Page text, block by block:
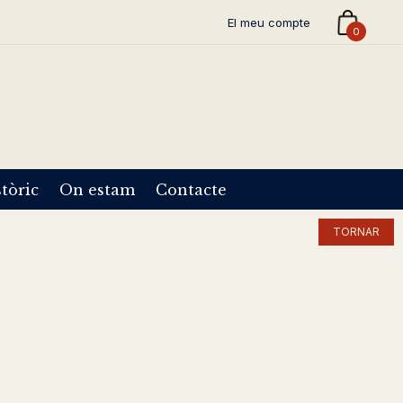
El meu compte
0
On estam Contacte
TORNAR